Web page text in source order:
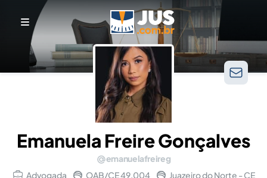
Emanuela Freire Gonçalves
emanuelafreireg
Advogada
OAB/CE 49.004 Juazeiro do Norte - CE